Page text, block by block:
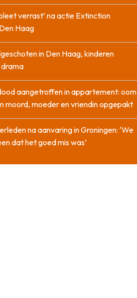
verrast’ na actie Extinction
Haag
in Den Haag, kinderen
aangetroffen in appartement: oom
moord, moeder en vriendin opgepakt
na aanvaring in Groningen: ‘We
dat het goed mis was’